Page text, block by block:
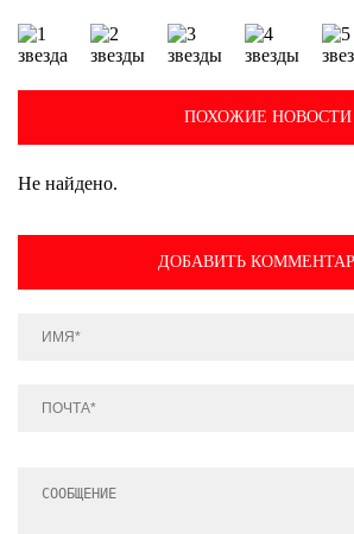
ПОХОЖИЕ НОВОСТИ
Не найдено.
ДОБАВИТЬ